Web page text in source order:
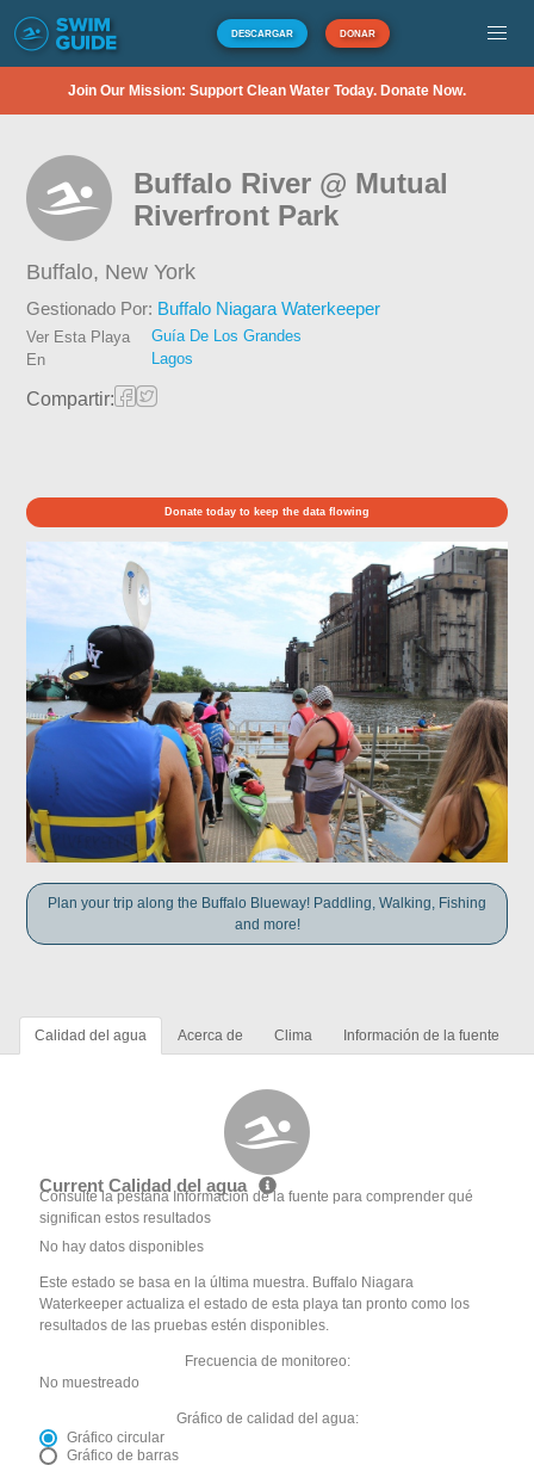
DESCARGAR DONAR
Join Our Mission: Support Clean Water Today. Donate Now.
Buffalo River @ Mutual
Riverfront Park
Buffalo, New York
Gestionado Por: Buffalo Niagara Waterkeeper
Ver Esta Playa
En
Guía De Los Grandes
Lagos
Compartir:
Donate today to keep the data flowing
Plan your trip along the Buffalo Blueway! Paddling, Walking, Fishing
and more!
Calidad del agua Acerca de Clima Información de la fuente
Current Calidad del agua
Consulte la pestaña Información de la fuente para comprender qué
significan estos resultados
No hay datos disponibles
Este estado se basa en la última muestra. Buffalo Niagara
Waterkeeper actualiza el estado de esta playa tan pronto como los
resultados de las pruebas estén disponibles.
Frecuencia de monitoreo:
No muestreado
Gráfico de calidad del agua:
Gráfico circular
Gráfico de barras